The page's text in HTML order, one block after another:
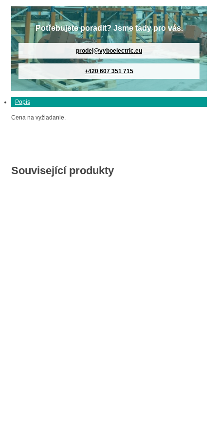
Potřebujete poradit? Jsme tady pro vás.
prodej@vyboelectric.eu
+420 607 351 715
Popis
Cena na vyžiadanie.
Související produkty